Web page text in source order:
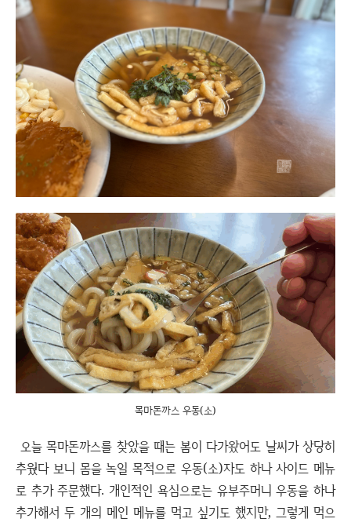
목마돈까스 우동(소)
오늘 목마돈까스를 찾았을 때는 봄이 다가왔어도 날씨가 상당히
추웠다 보니 몸을 녹일 목적으로 우동(소)자도 하나 사이드 메뉴
로 추가 주문했다. 개인적인 욕심으로는 유부주머니 우동을 하나
추가해서 두 개의 메인 메뉴를 먹고 싶기도 했지만, 그렇게 먹으